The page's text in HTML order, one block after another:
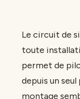
Le circuit de
toute
permet de
depuis un
montage